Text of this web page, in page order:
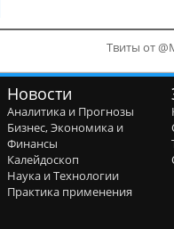
Твиты от
Новости
Аналитика и Прогнозы
Бизнес, Экономика и
Финансы
Калейдоскоп
Наука и Технологии
Практика применения